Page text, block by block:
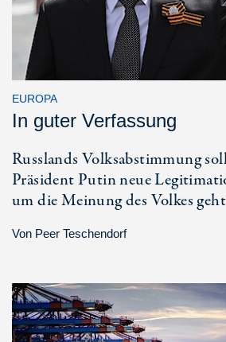
EUROPA
In guter Verfassung
Russlands Volksabstimmung
Präsident Putin neue
um die Meinung des Volkes
Von Peer Teschendorf